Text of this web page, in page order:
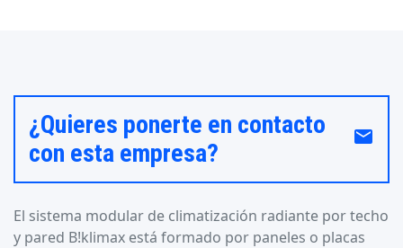
¿Quieres ponerte en contacto
con esta empresa?
email
El sistema modular de climatización radiante por techo
y pared B!klimax está formado por paneles o placas